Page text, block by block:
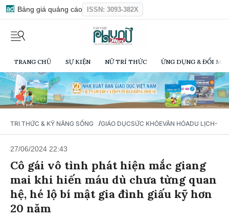
Bảng giá quảng cáo ISSN: 3093-382X
TRANG CHỦ SỰ KIỆN NỮ TRÍ THỨC ỨNG DỤNG & ĐỔI
TRI THỨC & KỸ NĂNG SỐNG /GIÁO DỤCSỨC KHỎEVĂN HÓADU LỊCH-
27/06/2024 22:43
Cô gái vô tình phát hiện mắc giang
mai khi hiến máu dù chưa từng quan
hệ, hé lộ bí mật gia đình giấu kỹ hơn
20 năm